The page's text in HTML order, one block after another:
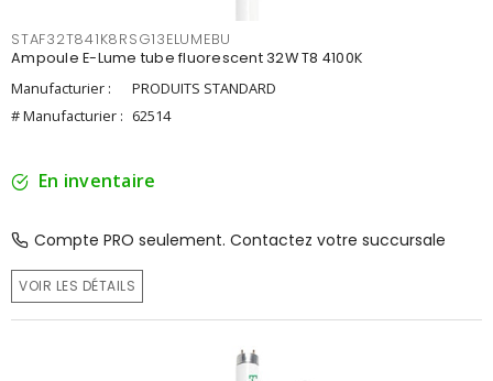
STAF32T841K8RSG13ELUMEBU
Ampoule E-Lume tube fluorescent 32W T8 4100K
Manufacturier :
PRODUITS STANDARD
# Manufacturier : 62514
En inventaire
Compte PRO seulement. Contactez votre succursale
VOIR LES DÉTAILS